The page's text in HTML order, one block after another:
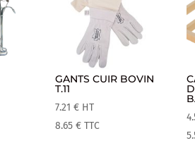
GANTS CUIR BOVIN
T.11
7.21€ HT
8.65€ TTC